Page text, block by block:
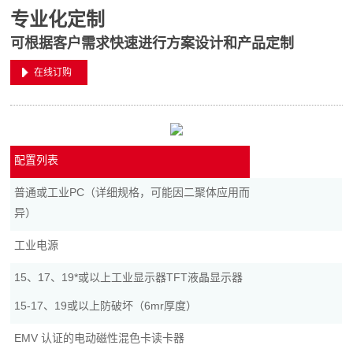
专业化定制
可根据客户需求快速进行方案设计和产品定制
在线订购
配置列表
普通或工业PC（详细规格，可能因二聚体应用而
异）
工业电源
15、17、19*或以上工业显示器TFT液晶显示器
15-17、19或以上防破坏（6mr厚度）
EMV 认证的电动磁性混色卡读卡器